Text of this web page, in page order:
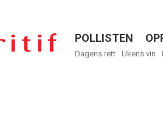
Menu
POLLISTEN
Dagens rett Ukens vin